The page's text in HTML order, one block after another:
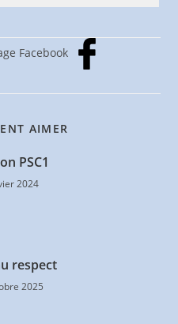
Facebook
AIMER
PSC1
2024
respect
2025